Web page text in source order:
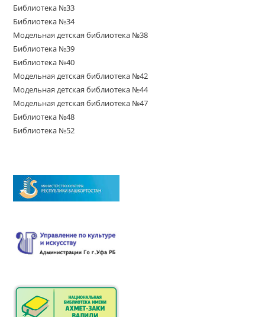
Библиотека №33
Библиотека №34
Модельная детская библиотека №38
Библиотека №39
Библиотека №40
Модельная детская библиотека №42
Модельная детская библиотека №44
Модельная детская библиотека №47
Библиотека №48
Библиотека №52